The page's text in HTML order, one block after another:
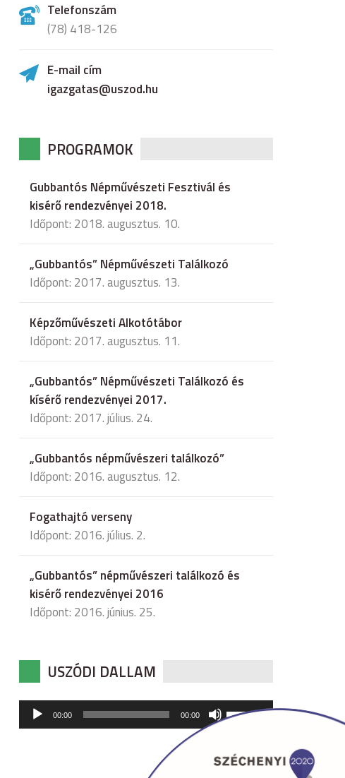
Telefonszám
(78) 418-126
E-mail cím
igazgatas@uszod.hu
PROGRAMOK
Gubbantós Népművészeti Fesztivál és
kisérő rendezvényei 2018.
Időpont: 2018. augusztus. 10.
„Gubbantós” Népművészeti Találkozó
Időpont: 2017. augusztus. 13.
Képzőművészeti Alkotótábor
Időpont: 2017. augusztus. 11.
„Gubbantós” Népművészeti Találkozó és
kísérő rendezvényei 2017.
Időpont: 2017. július. 24.
„Gubbantós népművészeri találkozó”
Időpont: 2016. augusztus. 12.
Fogathajtó verseny
Időpont: 2016. július. 2.
„Gubbantós” népművészeri találkozó és
kisérő rendezvényei 2016
Időpont: 2016. június. 25.
USZÓDI DALLAM
Audió
lejátszó
00:00 00:00
hangerő
csökkentéséhez